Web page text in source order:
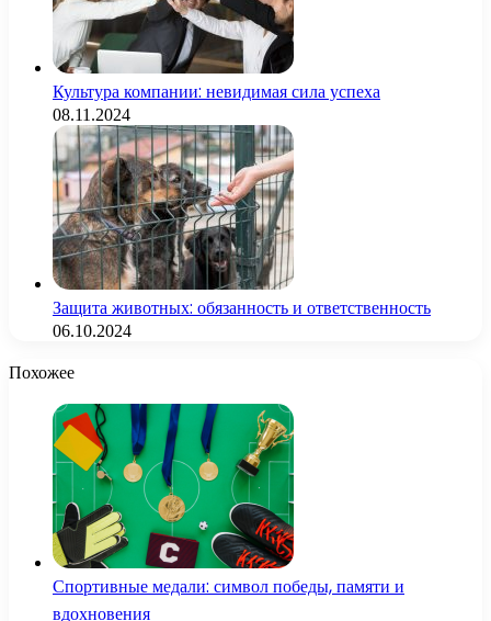
Культура компании: невидимая сила успеха
08.11.2024
Защита животных: обязанность и ответственность
06.10.2024
Похожее
Спортивные медали: символ победы, памяти и
вдохновения